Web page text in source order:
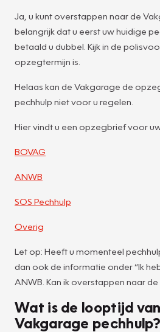
Ja, u kunt overstappen naar de
belangrijk dat u eerst uw huidige
betaald u dubbel. Kijk in de
opzegtermijn is.
Helaas kan de Vakgarage de
pechhulp niet voor u regelen.
Hier vindt u een opzegbrief voor
BOVAG
ANWB
SOS Pechhulp
Overig
Let op: Heeft u momenteel
dan ook de informatie onder “Ik
ANWB. Kan ik overstappen naar de
Wat is de looptijd
Vakgarage pechhulp?